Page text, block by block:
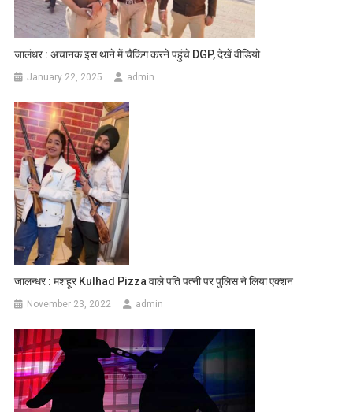
जालंधर : अचानक इस थाने में चैकिंग करने पहुंचे DGP, देखें वीडियो
January 22, 2025 admin
जालन्धर : मशहूर Kulhad Pizza वाले पति पत्नी पर पुलिस ने लिया एक्शन
November 23, 2022 admin